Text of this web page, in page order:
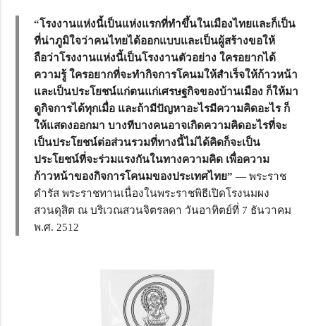
“โรงงานแห่งนี้เป็นแห่งแรกที่ทำขึ้นในเมืองไทยและก็เป็น
ที่น่าภูมิใจว่าคนไทยได้ออกแบบและเป็นผู้สร้างขอให้
ถือว่าโรงงานแห่งนี้เป็นโรงงานตัวอย่าง ใครอยากได้
ความรู้ ใครอยากที่จะทำกิจการโคนมให้สำเร็จให้ก้าวหน้า
และเป็นประโยชน์แก่ตนแก่เศรษฐกิจของบ้านเมือง ก็ให้มา
ดูกิจการได้ทุกเมื่อ และถ้ามีปัญหาอะไรมีความคิดอะไร ก็
ให้แสดงออกมา บางทีบางคนอาจเกิดความคิดอะไรที่จะ
เป็นประโยชน์ต่อส่วนรวมที่ทางนี้ไม่ได้คิดก็จะเป็น
ประโยชน์ที่จะร่วมแรงกันในทางความคิด เพื่อความ
ก้าวหน้าของกิจการโคนมของประเทศไทย” — พระราช
ดำรัส พระราชทานเนื่องในพระราชพิธีเปิดโรงนมผง
สวนดุสิต ณ บริเวณสวนจิตรลดา วันอาทิตย์ที่ 7 ธันวาคม
พ.ศ. 2512